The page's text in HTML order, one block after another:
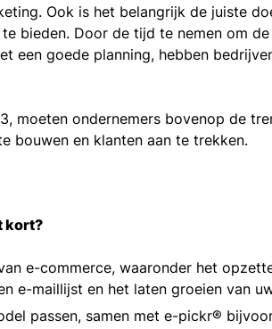
Ook is het belangrijk de juiste
bieden. Door de tijd te nemen om
een goede planning, hebben
moeten ondernemers bovenop de
bouwen en klanten aan te trekken.
kort?
e-commerce, waaronder het
e-maillijst en het laten groeien van
passen, samen met e-pickr®